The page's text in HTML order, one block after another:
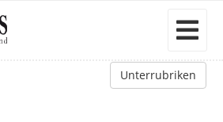
Unterrubriken